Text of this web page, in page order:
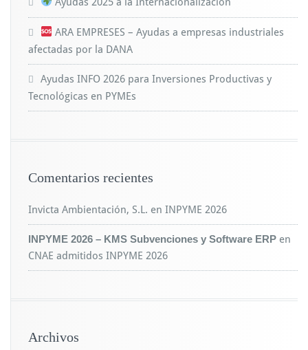
ARA EMPRESES – Ayudas a empresas industriales
afectadas por la DANA
Ayudas INFO 2026 para Inversiones Productivas y
Tecnológicas en PYMEs
Comentarios recientes
Invicta Ambientación, S.L. en INPYME 2026
INPYME 2026 – KMS Subvenciones y Software ERP en
CNAE admitidos INPYME 2026
Archivos